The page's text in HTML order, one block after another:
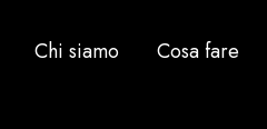
Chi siamo Cosa fare